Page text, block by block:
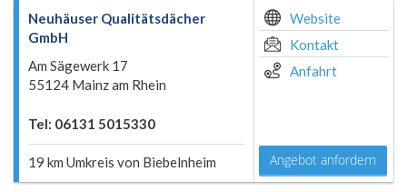
Neuhäuser Qualitätsdächer
GmbH
Am Sägewerk 17
55124 Mainz am Rhein
Tel: 06131 5015330
19 km Umkreis von Biebelnheim
Website
Kontakt
Anfahrt
Angebot anfordern